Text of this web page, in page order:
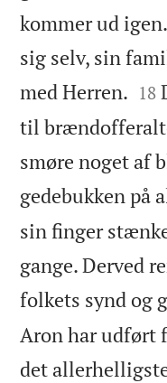
kommer ud
sig selv, sin
med Herren. 

18
til
smøre noget af
gedebukken på
sin finger
gange. Derved
folkets synd og
Aron har udført
det